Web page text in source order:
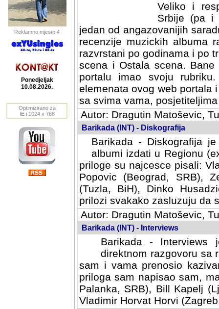
Reklamno mjesto 4
Ponedjeljak
10.08.2026.
Optimizirano za
IE i 1024 x 768
Veliko i
Srbije (pa i
jedan od angazovanijih
recenzije muzickih albuma
razvrstani po godinama i po
scena i Ostala scena.
portalu imao svoju
elemenata ovog web portala
sa svima vama,
Autor: Dragutin Matoševic,
Barikada (INT) - Diskografija
Barikada - Diskografija
albumi izdati u Regionu
priloge su najcesce pisali:
Popovic (Beograd, SRB),
(Tuzla, BiH), Dinko
prilozi svakako zasluzuju da
Autor: Dragutin Matoševic,
Barikada (INT) - Interviews
Barikada -
direktnom razgovoru sa
sam i vama prenosio
priloga sam napisao sam,
Palanka, SRB), Bill Kapelj
Vladimir Horvat Horvi